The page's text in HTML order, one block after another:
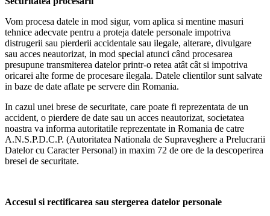
Vom procesa datele in mod sigur, vom aplica si mentine masuri
tehnice adecvate pentru a proteja datele personale impotriva
distrugerii sau pierderii accidentale sau ilegale, alterare, divulgare
sau acces neautorizat, in mod special atunci când procesarea
presupune transmiterea datelor printr-o retea atât cât si impotriva
oricarei alte forme de procesare ilegala. Datele clientilor sunt salvate
in baze de date aflate pe servere din Romania.
In cazul unei brese de securitate, care poate fi reprezentata de un
accident, o pierdere de date sau un acces neautorizat, societatea
noastra va informa autoritatile reprezentate in Romania de catre
A.N.S.P.D.C.P. (Autoritatea Nationala de Supraveghere a Prelucrarii
Datelor cu Caracter Personal) in maxim 72 de ore de la descoperirea
bresei de securitate.
Accesul si rectificarea sau stergerea datelor personale